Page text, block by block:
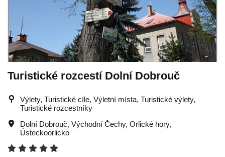
Turistické rozcestí Dolní Dobrouč
Výlety, Turistické cíle, Výletní místa, Turistické výlety,
Turistické rozcestníky
Dolní Dobrouč, Východní Čechy, Orlické hory,
Ústeckoorlicko